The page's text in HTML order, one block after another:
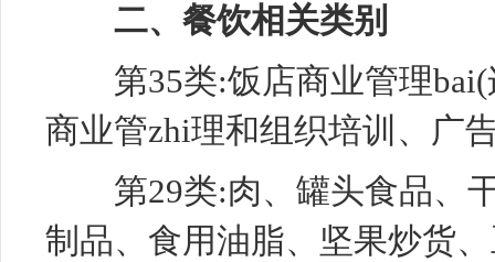
二、餐饮相关类别
第35类:饭店商业管理bai(
商业管zhi理和组织培训、广
第29类:肉、罐头食品、干
制品、食用油脂、坚果炒货、